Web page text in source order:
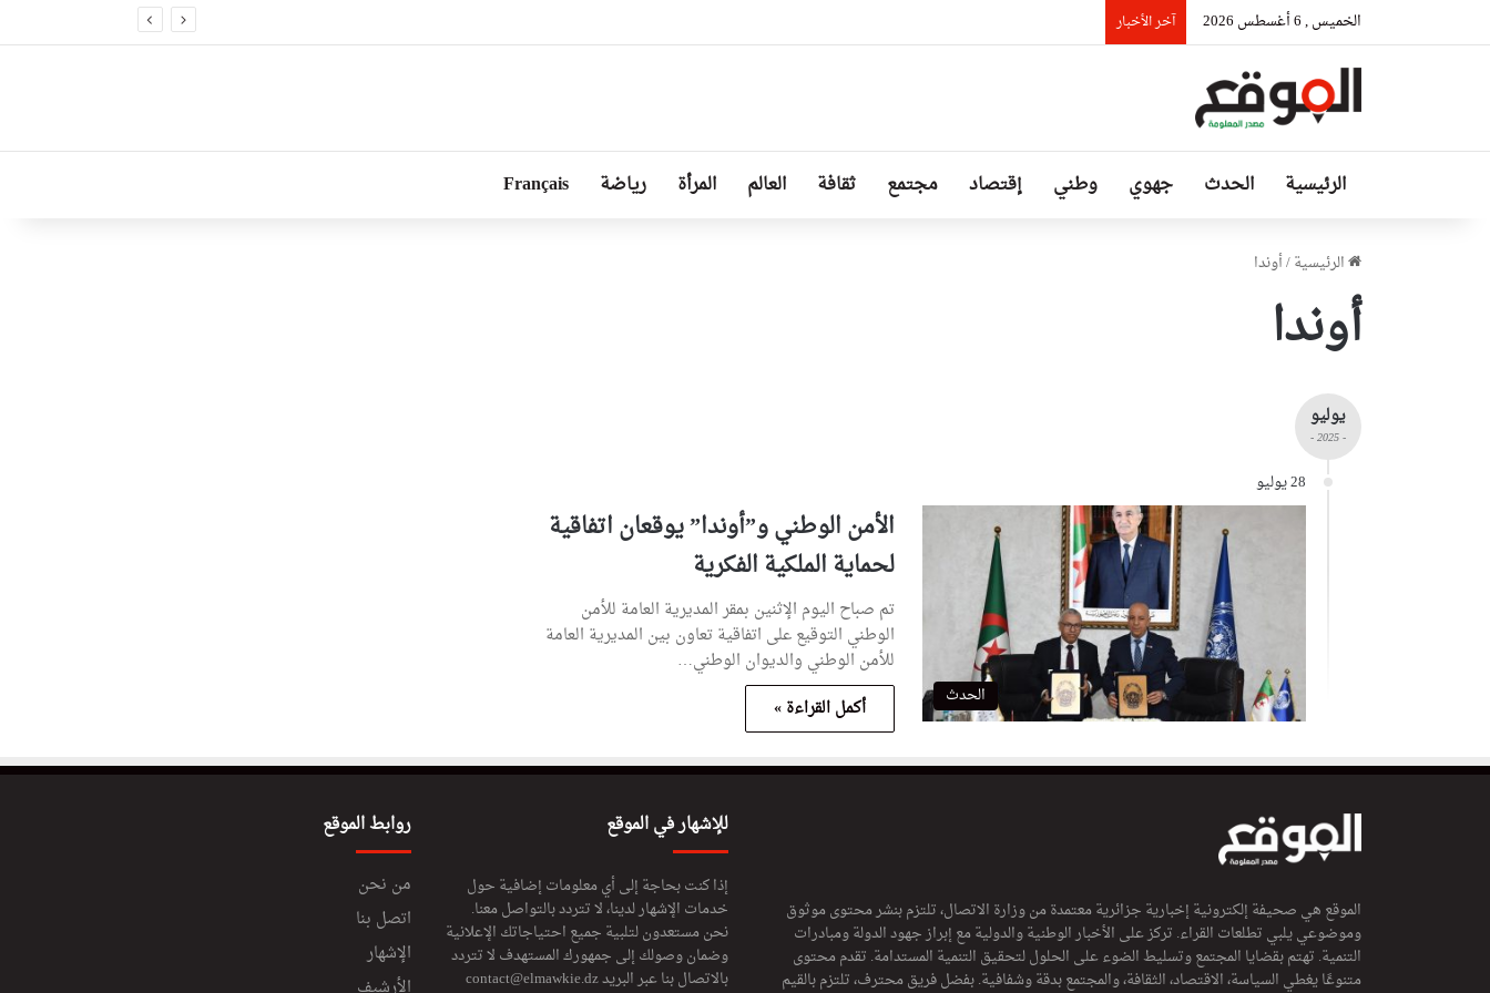
الخميس , 6 أغسطس 2026 آخر الأخبار
الرئيسية الحدث جهوي وطني إقتصاد مجتمع ثقافة العالم المرأة رياضة Français
الرئيسية/أوندا
أوندا
يوليو
- 2025 -
28 يوليو
الحدث
الأمن الوطني و”أوندا” يوقعان اتفاقية
لحماية الملكية الفكرية
تم صباح اليوم الإثنين بمقر المديرية العامة للأمن
الوطني التوقيع على اتفاقية تعاون بين المديرية العامة
للأمن الوطني والديوان الوطني…
أكمل القراءة »
الموقع هي صحيفة إلكترونية إخبارية جزائرية معتمدة من وزارة الاتصال، تلتزم بنشر محتوى موثوق
وموضوعي يلبي تطلعات القراء. تركز على الأخبار الوطنية والدولية مع إبراز جهود الدولة ومبادرات
التنمية. تهتم بقضايا المجتمع وتسليط الضوء على الحلول لتحقيق التنمية المستدامة. تقدم محتوى
متنوعًا يغطي السياسة، الاقتصاد، الثقافة، والمجتمع بدقة وشفافية. بفضل فريق محترف، تلتزم بالقيم
للإشهار في الموقع
إذا كنت بحاجة إلى أي معلومات إضافية حول
خدمات الإشهار لدينا، لا تتردد بالتواصل معنا.
نحن مستعدون لتلبية جميع احتياجاتك الإعلانية
وضمان وصولك إلى جمهورك المستهدف لا تتردد
بالاتصال بنا عبر البريدcontact@elmawkie.dz
روابط الموقع
من نحن
اتصل بنا
الإشهار